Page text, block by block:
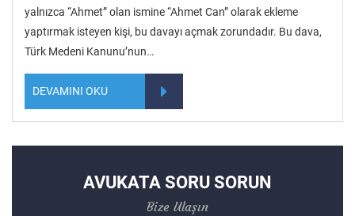
yalnızca “Ahmet” olan ismine “Ahmet Can” olarak ekleme
yaptırmak isteyen kişi, bu davayı açmak zorundadır. Bu dava,
Türk Medeni Kanunu’nun…
DEVAMINI OKU
AVUKATA SORU SORUN
Bize Ulaşın